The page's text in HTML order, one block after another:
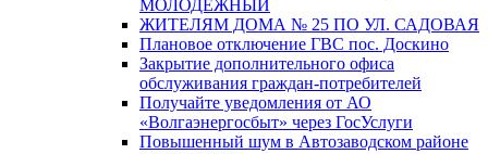
МОЛОДЕЖНЫЙ
ЖИТЕЛЯМ ДОМА № 25 ПО УЛ. САДОВАЯ
Плановое отключение ГВС пос. Доскино
Закрытие дополнительного офиса
обслуживания граждан-потребителей
Получайте уведомления от АО
«Волгаэнергосбыт» через ГосУслуги
Повышенный шум в Автозаводском районе